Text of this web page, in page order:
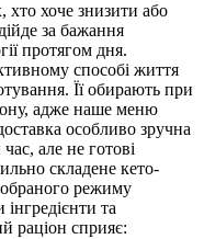
хто хоче знизити або
за бажання
протягом дня.
способі життя
Її обирають при
адже наше меню
особливо зручна
але не готові
складене кето-
режиму
інгредієнти та
раціон сприяє: